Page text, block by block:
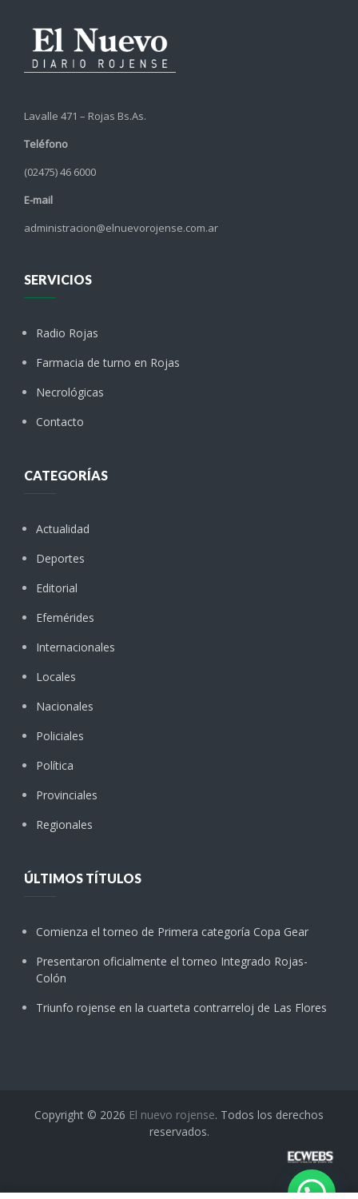
Lavalle 471 – Rojas Bs.As.
Teléfono
(02475) 46 6000
E-mail
administracion@elnuevorojense.com.ar
SERVICIOS
Radio Rojas
Farmacia de turno en Rojas
Necrológicas
Contacto
CATEGORÍAS
Actualidad
Deportes
Editorial
Efemérides
Internacionales
Locales
Nacionales
Policiales
Política
Provinciales
Regionales
ÚLTIMOS TÍTULOS
Comienza el torneo de Primera categoría Copa Gear
Presentaron oficialmente el torneo Integrado Rojas-
Colón
Triunfo rojense en la cuarteta contrarreloj de Las Flores
Copyright © 2026 El nuevo rojense. Todos los derechos
reservados.